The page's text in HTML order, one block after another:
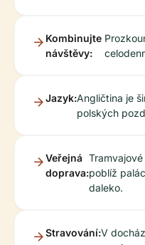
Kombinujte
návštěvy:
Jazyk:Angličtina je
polských
Veřejná
doprava:poblíž
daleko.
Stravování:V